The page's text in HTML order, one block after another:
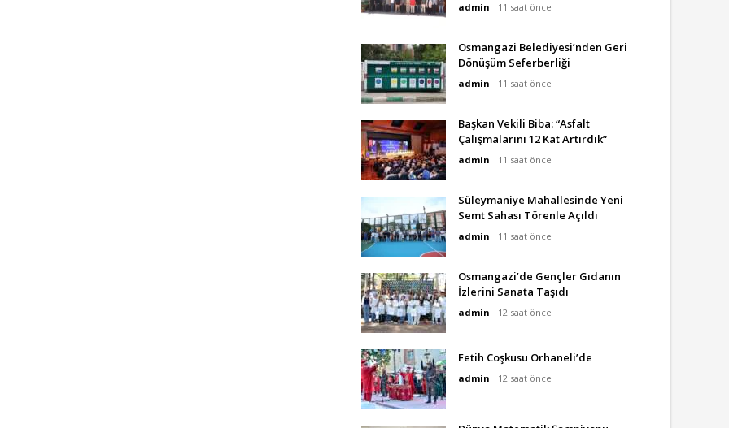
admin 11 saat önce
Osmangazi Belediyesi’nden Geri
Dönüşüm Seferberliği
admin 11 saat önce
Başkan Vekili Biba: “Asfalt
Çalışmalarını 12 Kat Artırdık”
admin 11 saat önce
Süleymaniye Mahallesinde Yeni
Semt Sahası Törenle Açıldı
admin 11 saat önce
Osmangazi’de Gençler Gıdanın
İzlerini Sanata Taşıdı
admin 12 saat önce
Fetih Coşkusu Orhaneli’de
admin 12 saat önce